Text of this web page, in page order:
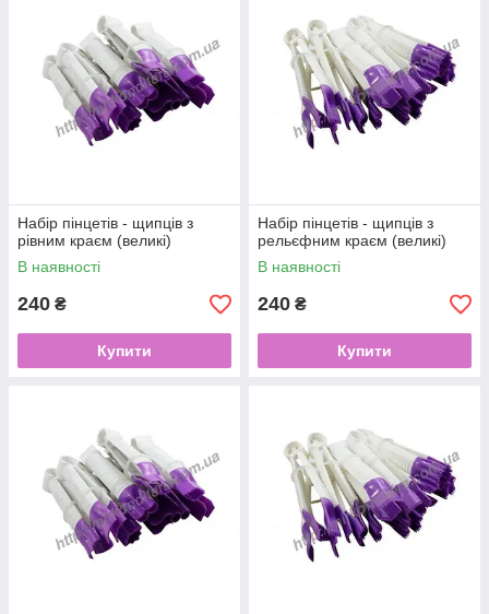
Набір пінцетів - щипців з
рівним краєм (великі)
В наявності
240 ₴
Купити
Набір пінцетів - щипців з
рельєфним краєм (великі)
В наявності
240 ₴
Купити